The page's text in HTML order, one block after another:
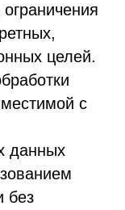
целей.
с
данных
без